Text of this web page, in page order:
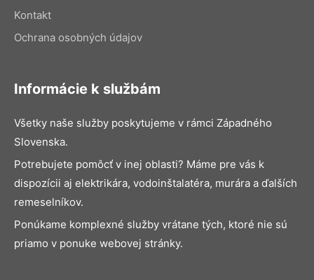
Kontakt
Ochrana osobných údajov
Informácie k službám
Všetky naše služby poskytujeme v rámci Západného
Slovenska.
Potrebujete pomôcť v inej oblasti? Máme pre vás k
dispozícii aj elektrikára, vodoinštalatéra, murára a ďalších
remeselníkov.
Ponúkame komplexné služby vrátane tých, ktoré nie sú
priamo v ponuke webovej stránky.